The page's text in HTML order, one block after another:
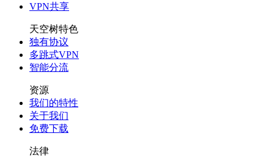
VPN共享
天空树特色
独有协议
多跳式VPN
智能分流
资源
我们的特性
关于我们
免费下载
法律